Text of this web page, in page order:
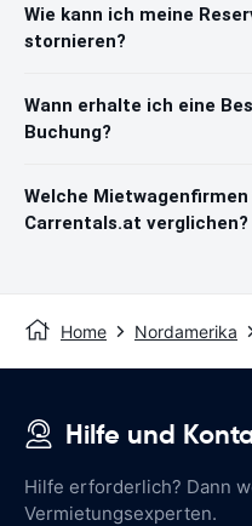
Wie kann ich meine
stornieren?
Wann erhalte ich eine
Buchung?
Welche
Carrentals.at
Home Nordamerika
Hilfe und
Hilfe erforderlich? Dann
Vermietungsexperten.